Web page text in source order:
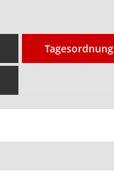
Tagesordnung